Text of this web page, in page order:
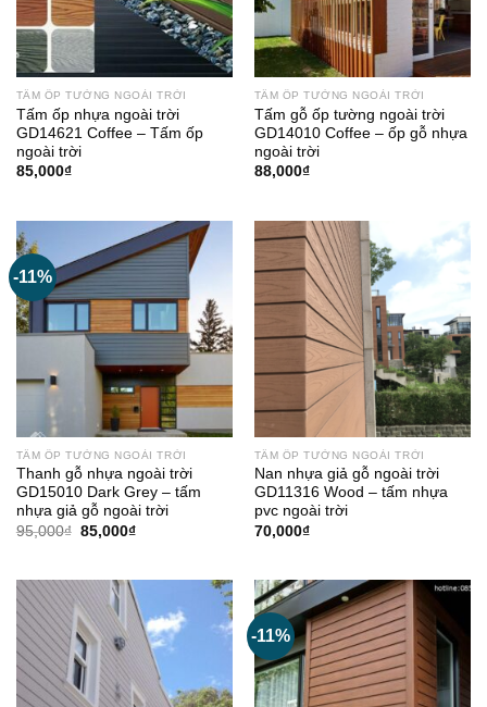
TẤM ỐP TƯỜNG NGOÀI TRỜI
Tấm ốp nhựa ngoài trời
GD14621 Coffee – Tấm ốp
ngoài trời
85,000₫
TẤM ỐP TƯỜNG NGOÀI TRỜI
Tấm gỗ ốp tường ngoài trời
GD14010 Coffee – ốp gỗ nhựa
ngoài trời
88,000₫
-11%
TẤM ỐP TƯỜNG NGOÀI TRỜI
Thanh gỗ nhựa ngoài trời
GD15010 Dark Grey – tấm
nhựa giả gỗ ngoài trời
95,000₫ Giá
gốc
85,000₫Giá
85,000₫.
TẤM ỐP TƯỜNG NGOÀI TRỜI
Nan nhựa giả gỗ ngoài trời
GD11316 Wood – tấm nhựa
pvc ngoài trời
70,000₫
-11%